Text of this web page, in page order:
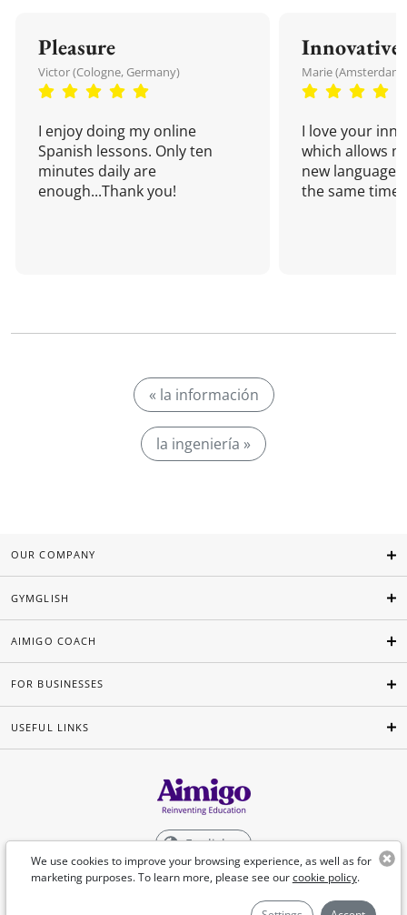
Pleasure
Victor (Cologne, Germany)
I enjoy doing my online
Spanish lessons. Only ten
minutes daily are
enough...Thank you!
Innovative
Marie
I love your
which allows
new language
the same time!
« la información
la ingeniería »
We use cookies to improve your browsing experience, as well as for
marketing purposes. To learn more, please see ourcookie policy.
OUR COMPANY
GYMGLISH
AIMIGO COACH
FOR BUSINESSES
USEFUL LINKS
English
©Aimigo 2026